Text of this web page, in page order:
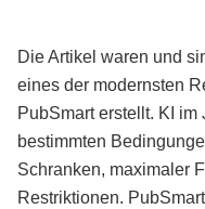
Die Artikel waren und
eines der modernsten
PubSmart erstellt. KI
bestimmten
Schranken, maximaler
Restriktionen.